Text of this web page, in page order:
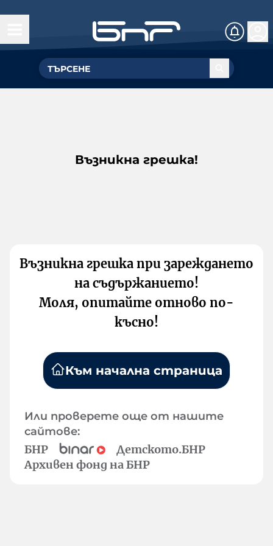
Възникна грешка!
Възникна грешка при зареждането
на съдържанието!
Моля, опитайте отново по-
късно!
Към начална страница
Или проверете още от нашите
сайтове:
БНР
Детското.БНР
Архивен фонд на БНР